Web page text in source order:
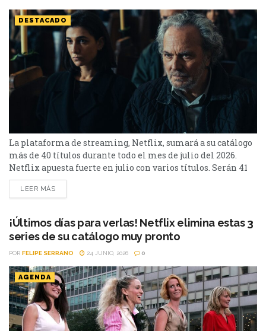
DESTACADO
La plataforma de streaming, Netflix, sumará a su catálogo
más de 40 títulos durante todo el mes de julio del 2026.
Netflix apuesta fuerte en julio con varios títulos. Serán 41
en total, entre los que se destacan: La casa de la pradera,
Heartstopper Forever y Enola Holmes 3. La lista completa,
LEER MÁS
¡Últimos días para verlas! Netflix elimina estas 3
series de su catálogo muy pronto
POR FELIPE SERRANO 24 JUNIO, 2026 0
AGENDA